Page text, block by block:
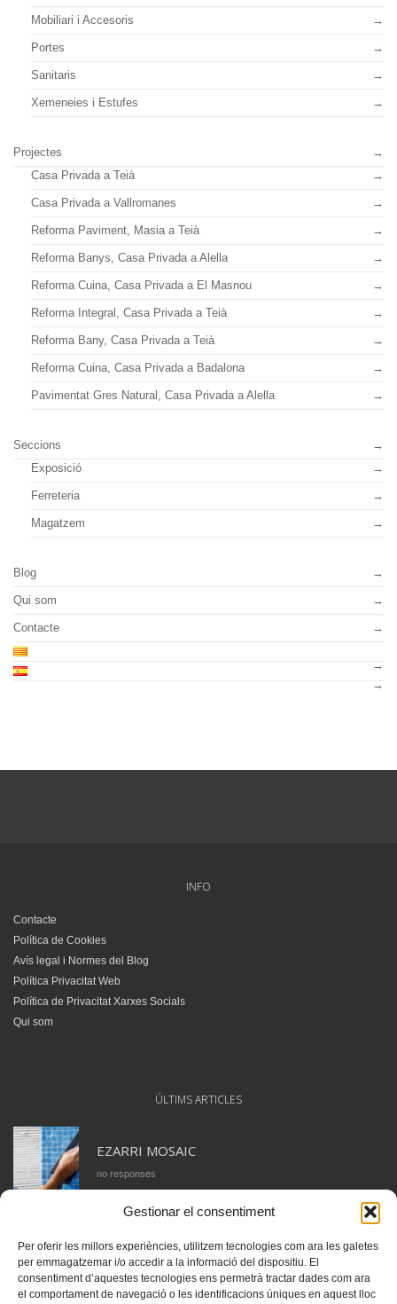
Gestionar el consentiment
Per oferir les millors experiències, utilitzem tecnologies com ara les galetes
per emmagatzemar i/o accedir a la informació del dispositiu. El
consentiment d’aquestes tecnologies ens permetrà tractar dades com ara
el comportament de navegació o les identificacions úniques en aquest lloc
Mobiliari i Accesoris
Portes
Sanitaris
Xemeneies i Estufes
Projectes
Casa Privada a Teià
Casa Privada a Vallromanes
Reforma Paviment, Masia a Teià
Reforma Banys, Casa Privada a Alella
Reforma Cuina, Casa Privada a El Masnou
Reforma Integral, Casa Privada a Teià
Reforma Bany, Casa Privada a Teià
Reforma Cuina, Casa Privada a Badalona
Pavimentat Gres Natural, Casa Privada a Alella
Seccions
Exposició
Ferreteria
Magatzem
Blog
Qui som
Contacte
INFO
Contacte
Política de Cookies
Avís legal i Normes del Blog
Política Privacitat Web
Política de Privacitat Xarxes Socials
Qui som
ÚLTIMS ARTICLES
EZARRI MOSAIC
no responses
juny 28, 2018
no responses